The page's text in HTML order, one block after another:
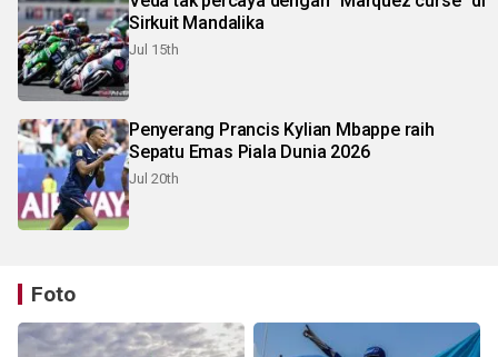
Sirkuit Mandalika
Jul 15th
Penyerang Prancis Kylian Mbappe raih
Sepatu Emas Piala Dunia 2026
Jul 20th
Foto